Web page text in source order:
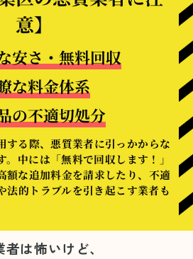
意】
安さ・無料回収
な料金体系
の不適切処分
する際、悪質業者に引っかからな
中には「無料で回収します！」
額な追加料金を請求したり、不適
法的トラブルを引き起こす業者も
は怖いけど、